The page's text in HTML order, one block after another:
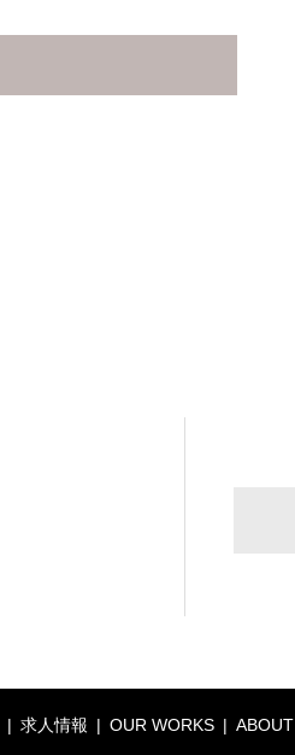
求人情報 OUR WORKS ABOUT